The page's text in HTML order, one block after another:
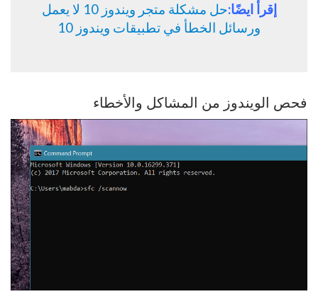
إقرأ ايضًا:
حل مشكلة متجر ويندوز 10 لا يعمل
ورسائل الخطأ في تطبيقات ويندوز 10
فحص الويندوز من المشاكل والأخطاء